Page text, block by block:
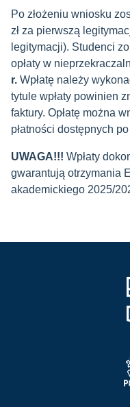
Po złożeniu wniosku
zł za pierwszą
legitymacji). Studenci
opłaty w
r. Wpłatę należy
tytule wpłaty powinien
faktury. Opłatę można
płatności dostępnych
UWAGA!!! Wpłaty
gwarantują otrzymania
akademickiego 2025/